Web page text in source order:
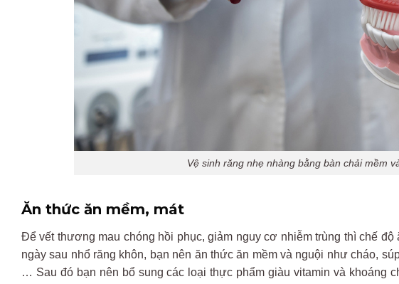
Vệ sinh răng nhẹ nhàng bằng bàn chải mềm
Ăn thức ăn mềm, mát
Để vết thương mau chóng hồi phục, giảm nguy cơ nhiễm trùng thì chế
ngày sau nhổ răng khôn, bạn nên ăn thức ăn mềm và nguội như cháo,
… Sau đó bạn nên bổ sung các loại thực phẩm giàu vitamin và khoáng